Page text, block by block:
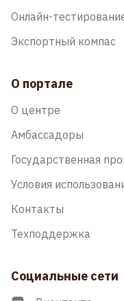
Онлайн-
Экспортный компас
О портале
О центре
Амбассадоры
Государственная
Условия
Контакты
Техподдержка
Социальные сети